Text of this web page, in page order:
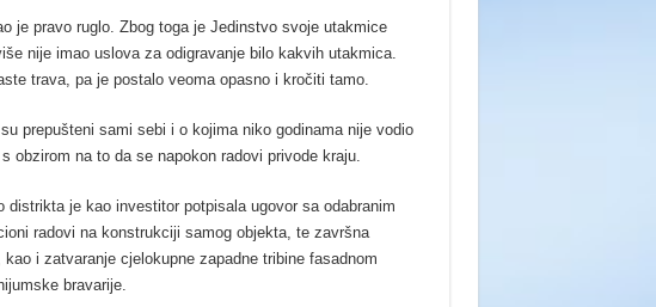
je pravo ruglo. Zbog toga je Jedinstvo svoje utakmice
nije imao uslova za odigravanje bilo kakvih utakmica.
trava, pa je postalo veoma opasno i kročiti tamo.
prepušteni sami sebi i o kojima niko godinama nije vodio
obzirom na to da se napokon radovi privode kraju.
distrikta je kao investitor potpisala ugovor sa odabranim
radovi na konstrukciji samog objekta, te završna
i zatvaranje cjelokupne zapadne tribine fasadnom
bravarije.